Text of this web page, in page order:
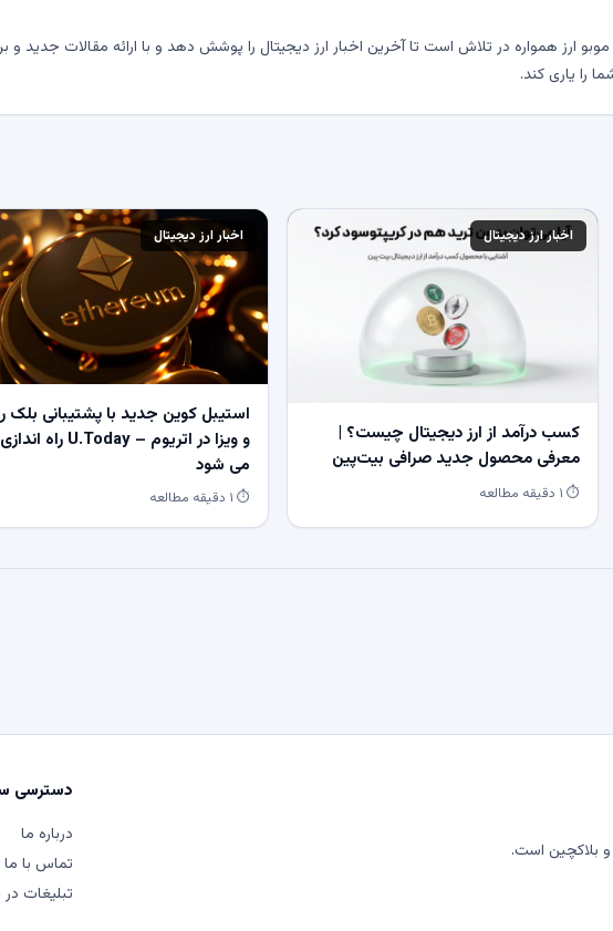
ارز همواره در تلاش است تا آخرین اخبار ارز دیجیتال را پوشش دهد و با ارائه مقالات جدید و
را یاری کند.
اخبار ارز دیجیتال
کسب درآمد از ارز دیجیتال چیست؟ |
معرفی محصول جدید صرافی بیت‌پین
⏱ ۱ دقیقه مطالعه
اخبار ارز دیجیتال
استیبل کوین جدید با پشتیبانی بلک
و ویزا در اتریوم – U.Today راه اندازی
می شود
⏱ ۱ دقیقه مطالعه
و بلاکچین است.
دسترسی
درباره ما
تماس با ما
تبلیغات در